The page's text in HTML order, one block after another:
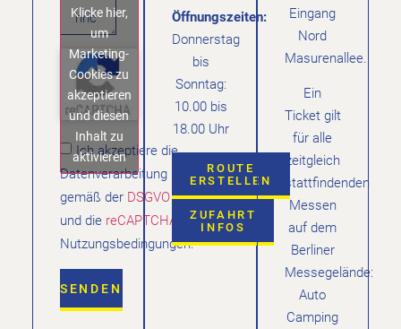
Klicke hier,
um
Marketing-
Cookies zu
akzeptieren
und diesen
Inhalt zu
aktivieren
Ich akzeptiere die
Datenverarbeitung
gemäß derDSGVO
und die reCAPTCHA
Nutzungsbedingungen.
SENDEN
Öffnungszeiten:
Donnerstag
bis
Sonntag:
10.00 bis
18.00 Uhr
ROUTE
ERSTELLEN
ZUFAHRT
INFOS
Eingang
Nord
Masurenallee.
Ein
Ticket gilt
für alle
zeitgleich
stattfindenden
Messen
auf dem
Berliner
Messegelände:
Auto
Camping